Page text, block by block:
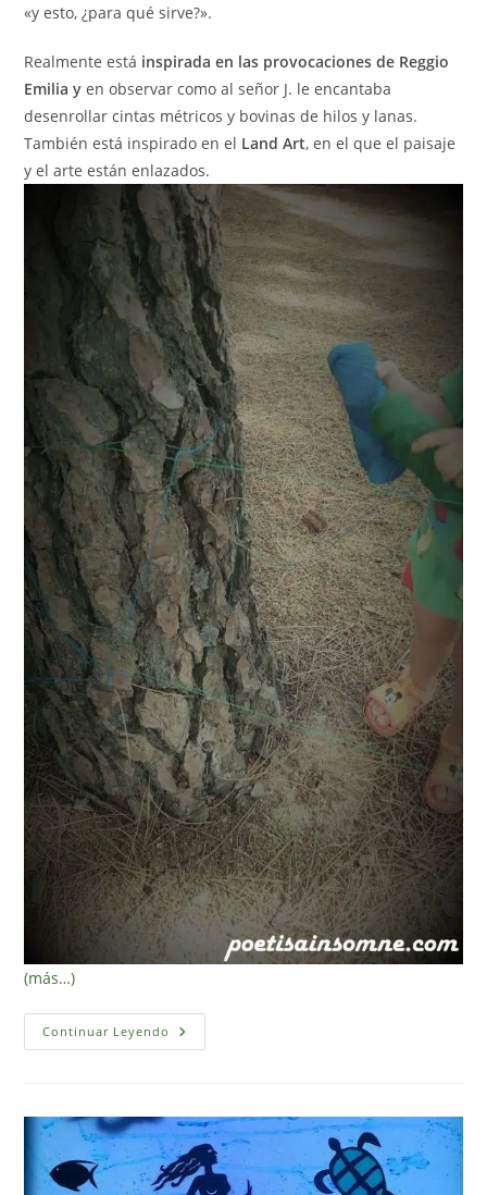
«y esto, ¿para qué sirve?».
Realmente está inspirada en las provocaciones de Reggio
Emilia y en observar como al señor J. le encantaba
desenrollar cintas métricos y bovinas de hilos y lanas.
También está inspirado en el Land Art, en el que el paisaje
y el arte están enlazados.
(más…)
Continuar Leyendo Juegos
Y
(Tejiendo
El
Bosque)